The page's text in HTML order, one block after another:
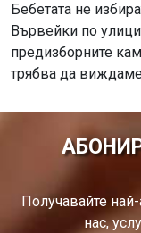
Бебетата не
Вървейки по
предизборните
трябва да
Получавайте
нас,